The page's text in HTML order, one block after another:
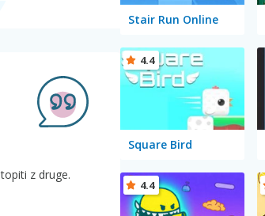
z druge.
Stair Run Online
Square Bird
4.4
4.4